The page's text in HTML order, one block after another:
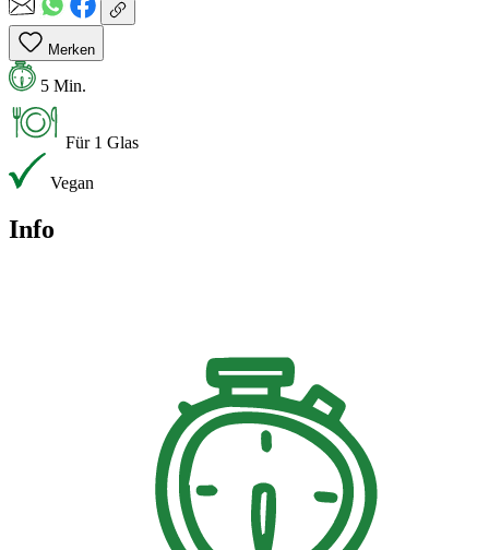
Merken
5 Min.
Für 1 Glas
Vegan
Info